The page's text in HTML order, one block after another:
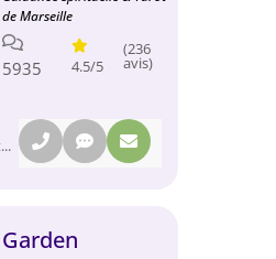
de Marseille
5935 4.5/5
(236
avis)
Garden